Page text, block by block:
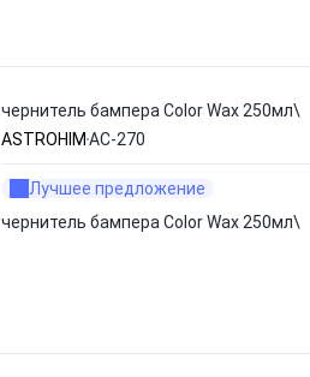
чернитель бампера Color Wax 250мл\
ASTROHIM АС-270
Лучшее предложение
чернитель бампера Color Wax 250мл\